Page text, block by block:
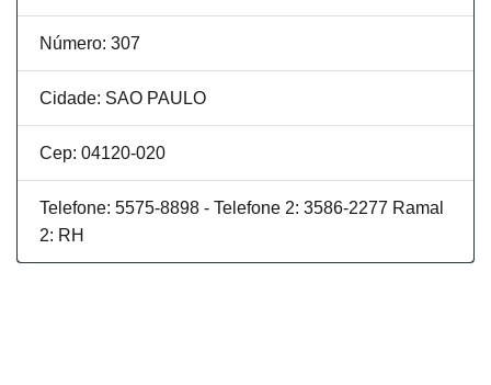
Número: 307
Cidade: SAO PAULO
Cep: 04120-020
Telefone: 5575-8898 - Telefone 2: 3586-2277 Ramal
2: RH